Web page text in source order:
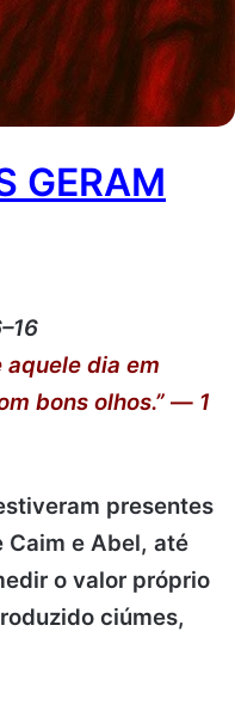
GERAM
aquele dia em
bons olhos.” — 1
presentes
Caim e Abel, até
o valor próprio
ciúmes,